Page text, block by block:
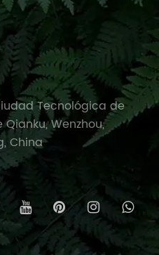
Tecnológica de
Wenzhou,
China